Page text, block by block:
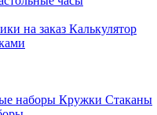
на заказ Калькулятор
наборы Кружки Стаканы